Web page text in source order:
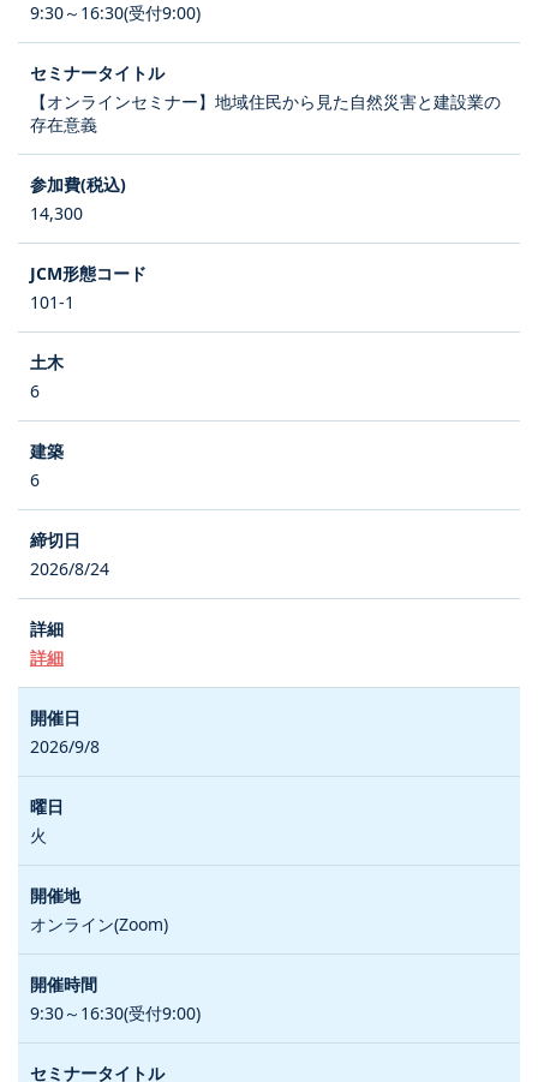
9:30～16:30(受付9:00)
【オンラインセミナー】地域住民から見た自然災害と建設業の
存在意義
14,300
101-1
6
6
2026/8/24
詳細
2026/9/8
火
オンライン(Zoom)
9:30～16:30(受付9:00)